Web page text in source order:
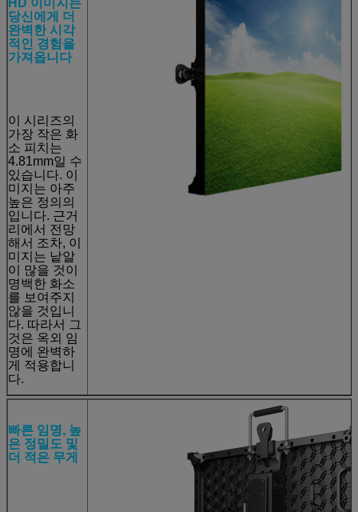
당신에게 더
완벽한 시각
적인 경험을
가져옵니다
이 시리즈의
가장 작은 화
소 피치는
4.81mm일 수
있습니다. 이
미지는 아주
높은 정의의
입니다. 근거
리에서 전망
해서 조차, 이
미지는 낱알
이 많을 것이
명백한 화소
를 보여주지
않을 것입니
다. 따라서 그
것은 옥외 임
명에 완벽하
게 적용합니
다.
빠른 임명, 높
은 정밀도 및
더 적은 무게